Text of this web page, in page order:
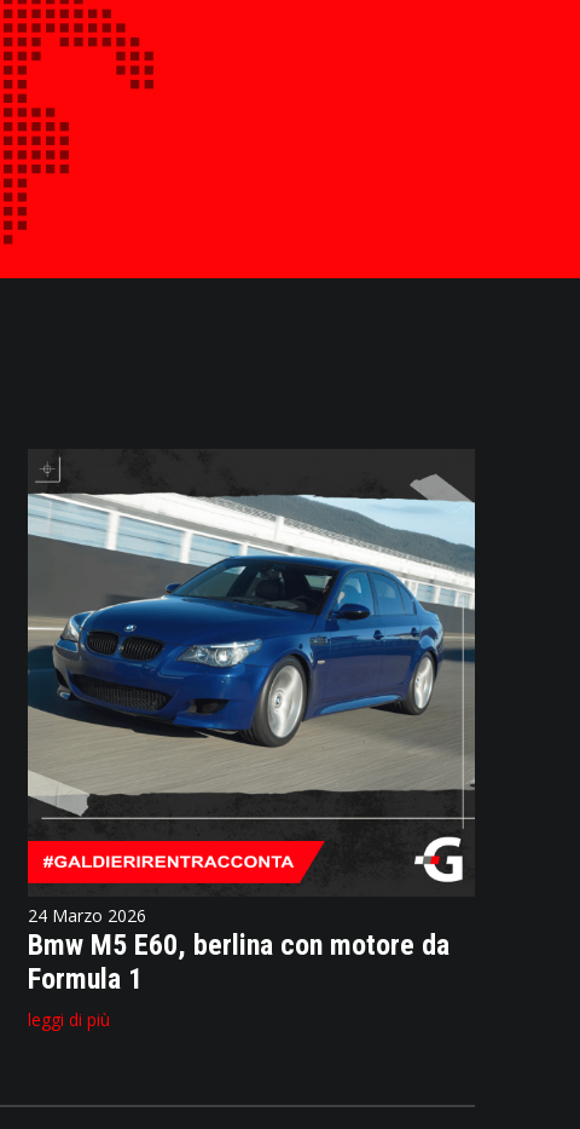
24 Marzo 2026
Bmw M5 E60, berlina con motore da
Formula 1
leggi di più